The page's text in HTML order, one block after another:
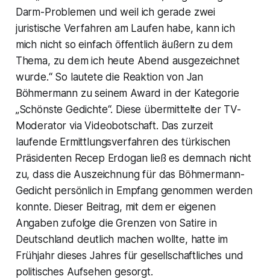
Darm-Problemen und weil ich gerade zwei
juristische Verfahren am Laufen habe, kann ich
mich nicht so einfach öffentlich äußern zu dem
Thema, zu dem ich heute Abend ausgezeichnet
wurde.“ So lautete die Reaktion von Jan
Böhmermann zu seinem Award in der Kategorie
„Schönste Gedichte“. Diese übermittelte der TV-
Moderator via Videobotschaft. Das zurzeit
laufende Ermittlungsverfahren des türkischen
Präsidenten Recep Erdogan ließ es demnach nicht
zu, dass die Auszeichnung für das Böhmermann-
Gedicht persönlich in Empfang genommen werden
konnte. Dieser Beitrag, mit dem er eigenen
Angaben zufolge die Grenzen von Satire in
Deutschland deutlich machen wollte, hatte im
Frühjahr dieses Jahres für gesellschaftliches und
politisches Aufsehen gesorgt.